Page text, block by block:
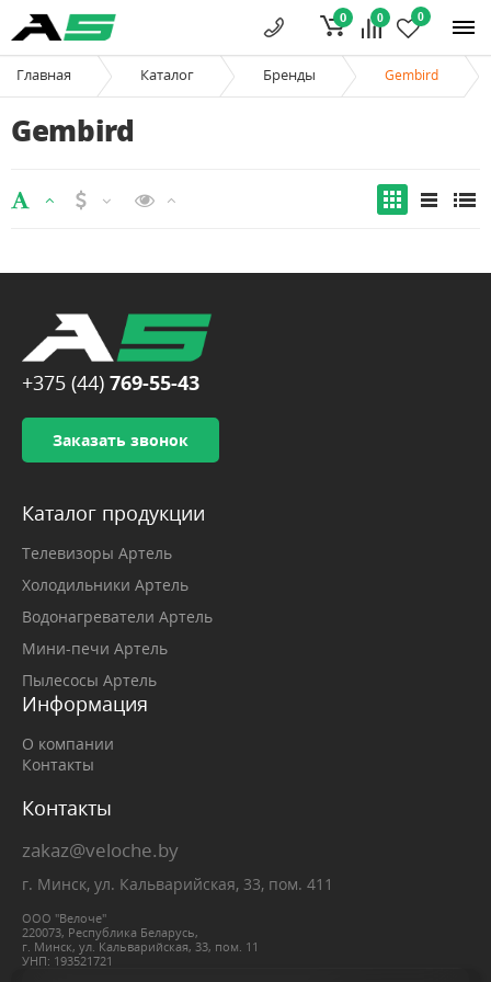
0 0
0
Главная Каталог Бренды Gembird
Gembird
+375 (44) 769-55-43
Заказать звонок
Каталог продукции
Телевизоры Артель
Холодильники Артель
Водонагреватели Артель
Мини-печи Артель
Пылесосы Артель
Информация
О компании
Контакты
Контакты
zakaz@veloche.by
г. Минск, ул. Кальварийская, 33, пом. 411
ООО "Велоче"
220073, Республика Беларусь,
г. Минск, ул. Кальварийская, 33, пом. 11
УНП: 193521721